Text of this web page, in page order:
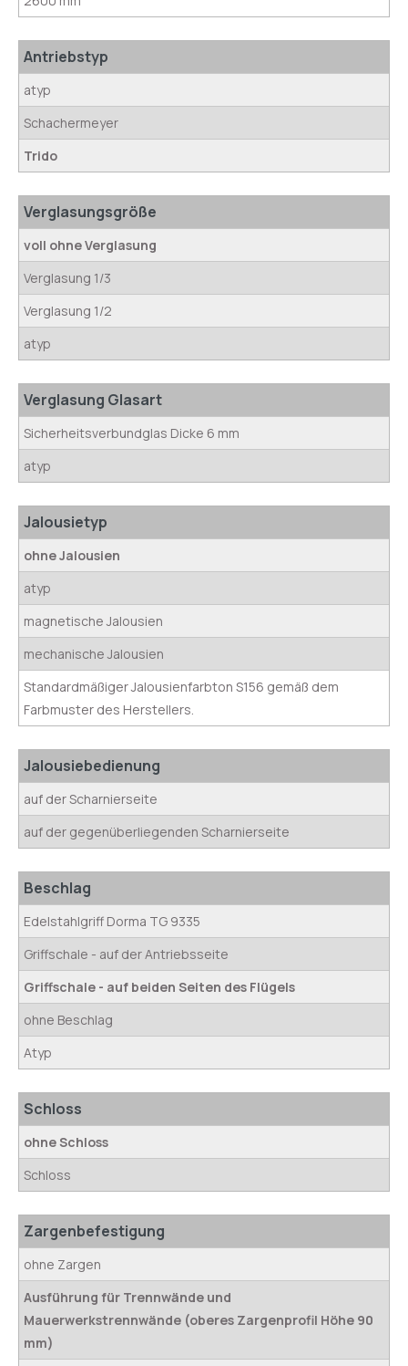
Antriebstyp
atyp
Schachermeyer
Trido
Verglasungsgröße
voll ohne Verglasung
Verglasung 1/3
Verglasung 1/2
atyp
Verglasung Glasart
Sicherheitsverbundglas Dicke 6 mm
atyp
Jalousietyp
ohne Jalousien
atyp
magnetische Jalousien
mechanische Jalousien
Standardmäßiger Jalousienfarbton S156 gemäß dem
Farbmuster des Herstellers.
Jalousiebedienung
auf der Scharnierseite
auf der gegenüberliegenden Scharnierseite
Beschlag
Edelstahlgriff Dorma TG 9335
Griffschale - auf der Antriebsseite
Griffschale - auf beiden Seiten des Flügels
ohne Beschlag
Atyp
Schloss
ohne Schloss
Schloss
Zargenbefestigung
ohne Zargen
Ausführung für Trennwände und
Mauerwerkstrennwände (oberes Zargenprofil Höhe 90
mm)